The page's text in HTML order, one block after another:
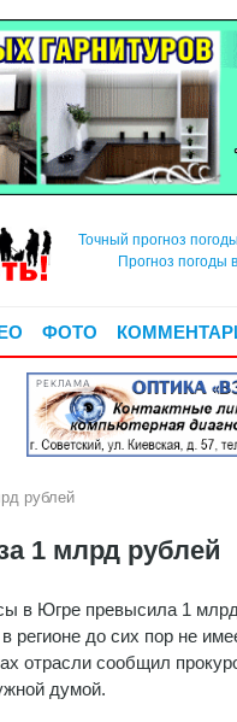
Точный прогноз
Прогноз погоды
ФОТО
РЕКЛАМА
рублей
1 млрд рублей
в Югре превысила 1
регионе до сих пор не
отрасли сообщил
думой.